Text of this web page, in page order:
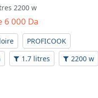
2200 w
6 000 Da
PROFICOOK
1.7 litres 2200 w